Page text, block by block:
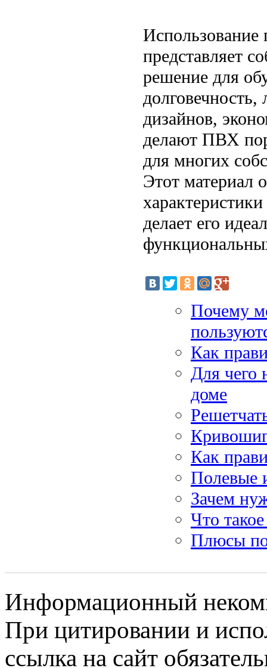
Использование
представляет
решение для
долговечность,
дизайнов,
делают ПВХ
для многих
Этот материал
делает его
Почему
Как
Для чего
доме
Как
Полевые
Зачем
Что
Плюсы
Информационный
При цитировании и
ссылка на сайт